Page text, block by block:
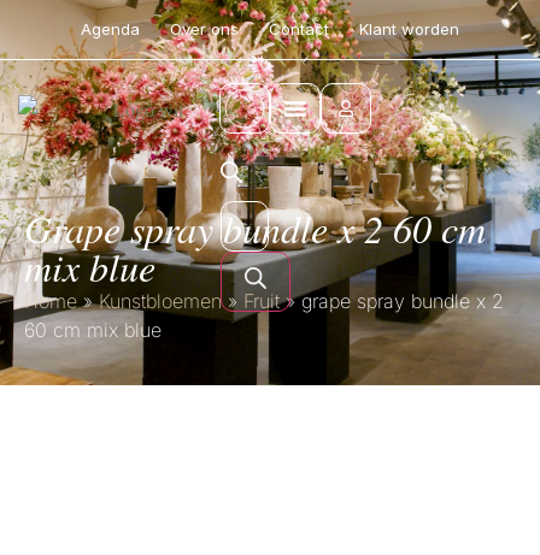
Agenda Over ons Contact Klant worden
grape spray bundle x 2 60 cm
mix blue
Home»Kunstbloemen»Fruit»grape spray bundle x 2
60 cm mix blue